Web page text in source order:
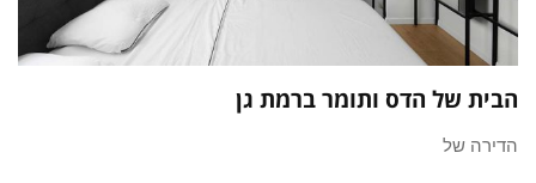
הבית של הדס ותומר ברמת גן
הדירה של